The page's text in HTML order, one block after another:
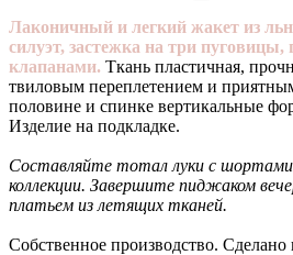
Лаконичный и легкий жакет из
силуэт, застежка на три
клапанами. Ткань пластичная,
твиловым переплетением и
половине и спинке вертикальные
Изделие на подкладке.
Составляйте тотал луки с
коллекции. Завершите пиджаком
платьем из летящих тканей.
Собственное производство. Сделано